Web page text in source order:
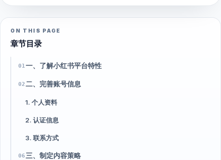
ON THIS PAGE
章节目录
01 一、了解小红书平台特性
02二、完善账号信息
1. 个人资料
2. 认证信息
3. 联系方式
06 三、制定内容策略